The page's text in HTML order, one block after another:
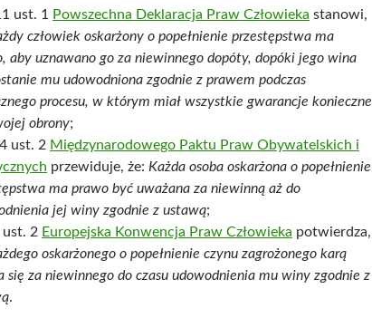
ust. 1 Powszechna Deklaracja Praw Człowieka stanowi,
człowiek oskarżony o popełnienie przestępstwa ma
aby uznawano go za niewinnego dopóty, dopóki jego wina
mu udowodniona zgodnie z prawem podczas
procesu, w którym miał wszystkie gwarancje konieczne
obrony;
ust. 2 Międzynarodowego Paktu Praw Obywatelskich i
przewiduje, że: Każda osoba oskarżona o popełnienie
ma prawo być uważana za niewinną aż do
jej winy zgodnie z ustawą;
2 Europejska Konwencja Praw Człowieka potwierdza,
oskarżonego o popełnienie czynu zagrożonego karą
się za niewinnego do czasu udowodnienia mu winy zgodnie z
.